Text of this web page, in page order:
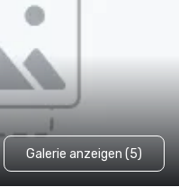
Galerie anzeigen (5)